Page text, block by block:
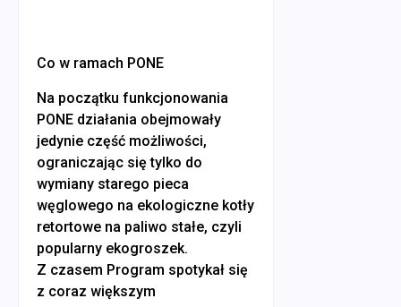
Co w ramach PONE
Na początku funkcjonowania
PONE działania obejmowały
jedynie część możliwości,
ograniczając się tylko do
wymiany starego pieca
węglowego na ekologiczne kotły
retortowe na paliwo stałe, czyli
popularny ekogroszek.
Z czasem Program spotykał się
z coraz większym